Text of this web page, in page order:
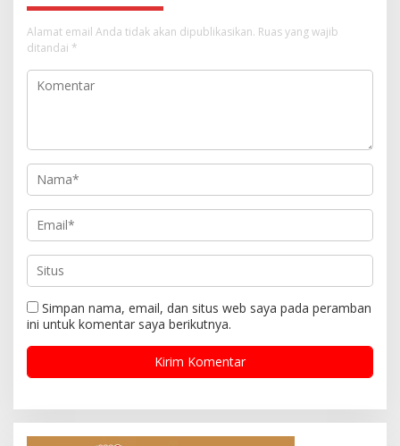
Alamat email Anda tidak akan dipublikasikan. Ruas yang wajib
ditandai *
Simpan nama, email, dan situs web saya pada peramban
ini untuk komentar saya berikutnya.